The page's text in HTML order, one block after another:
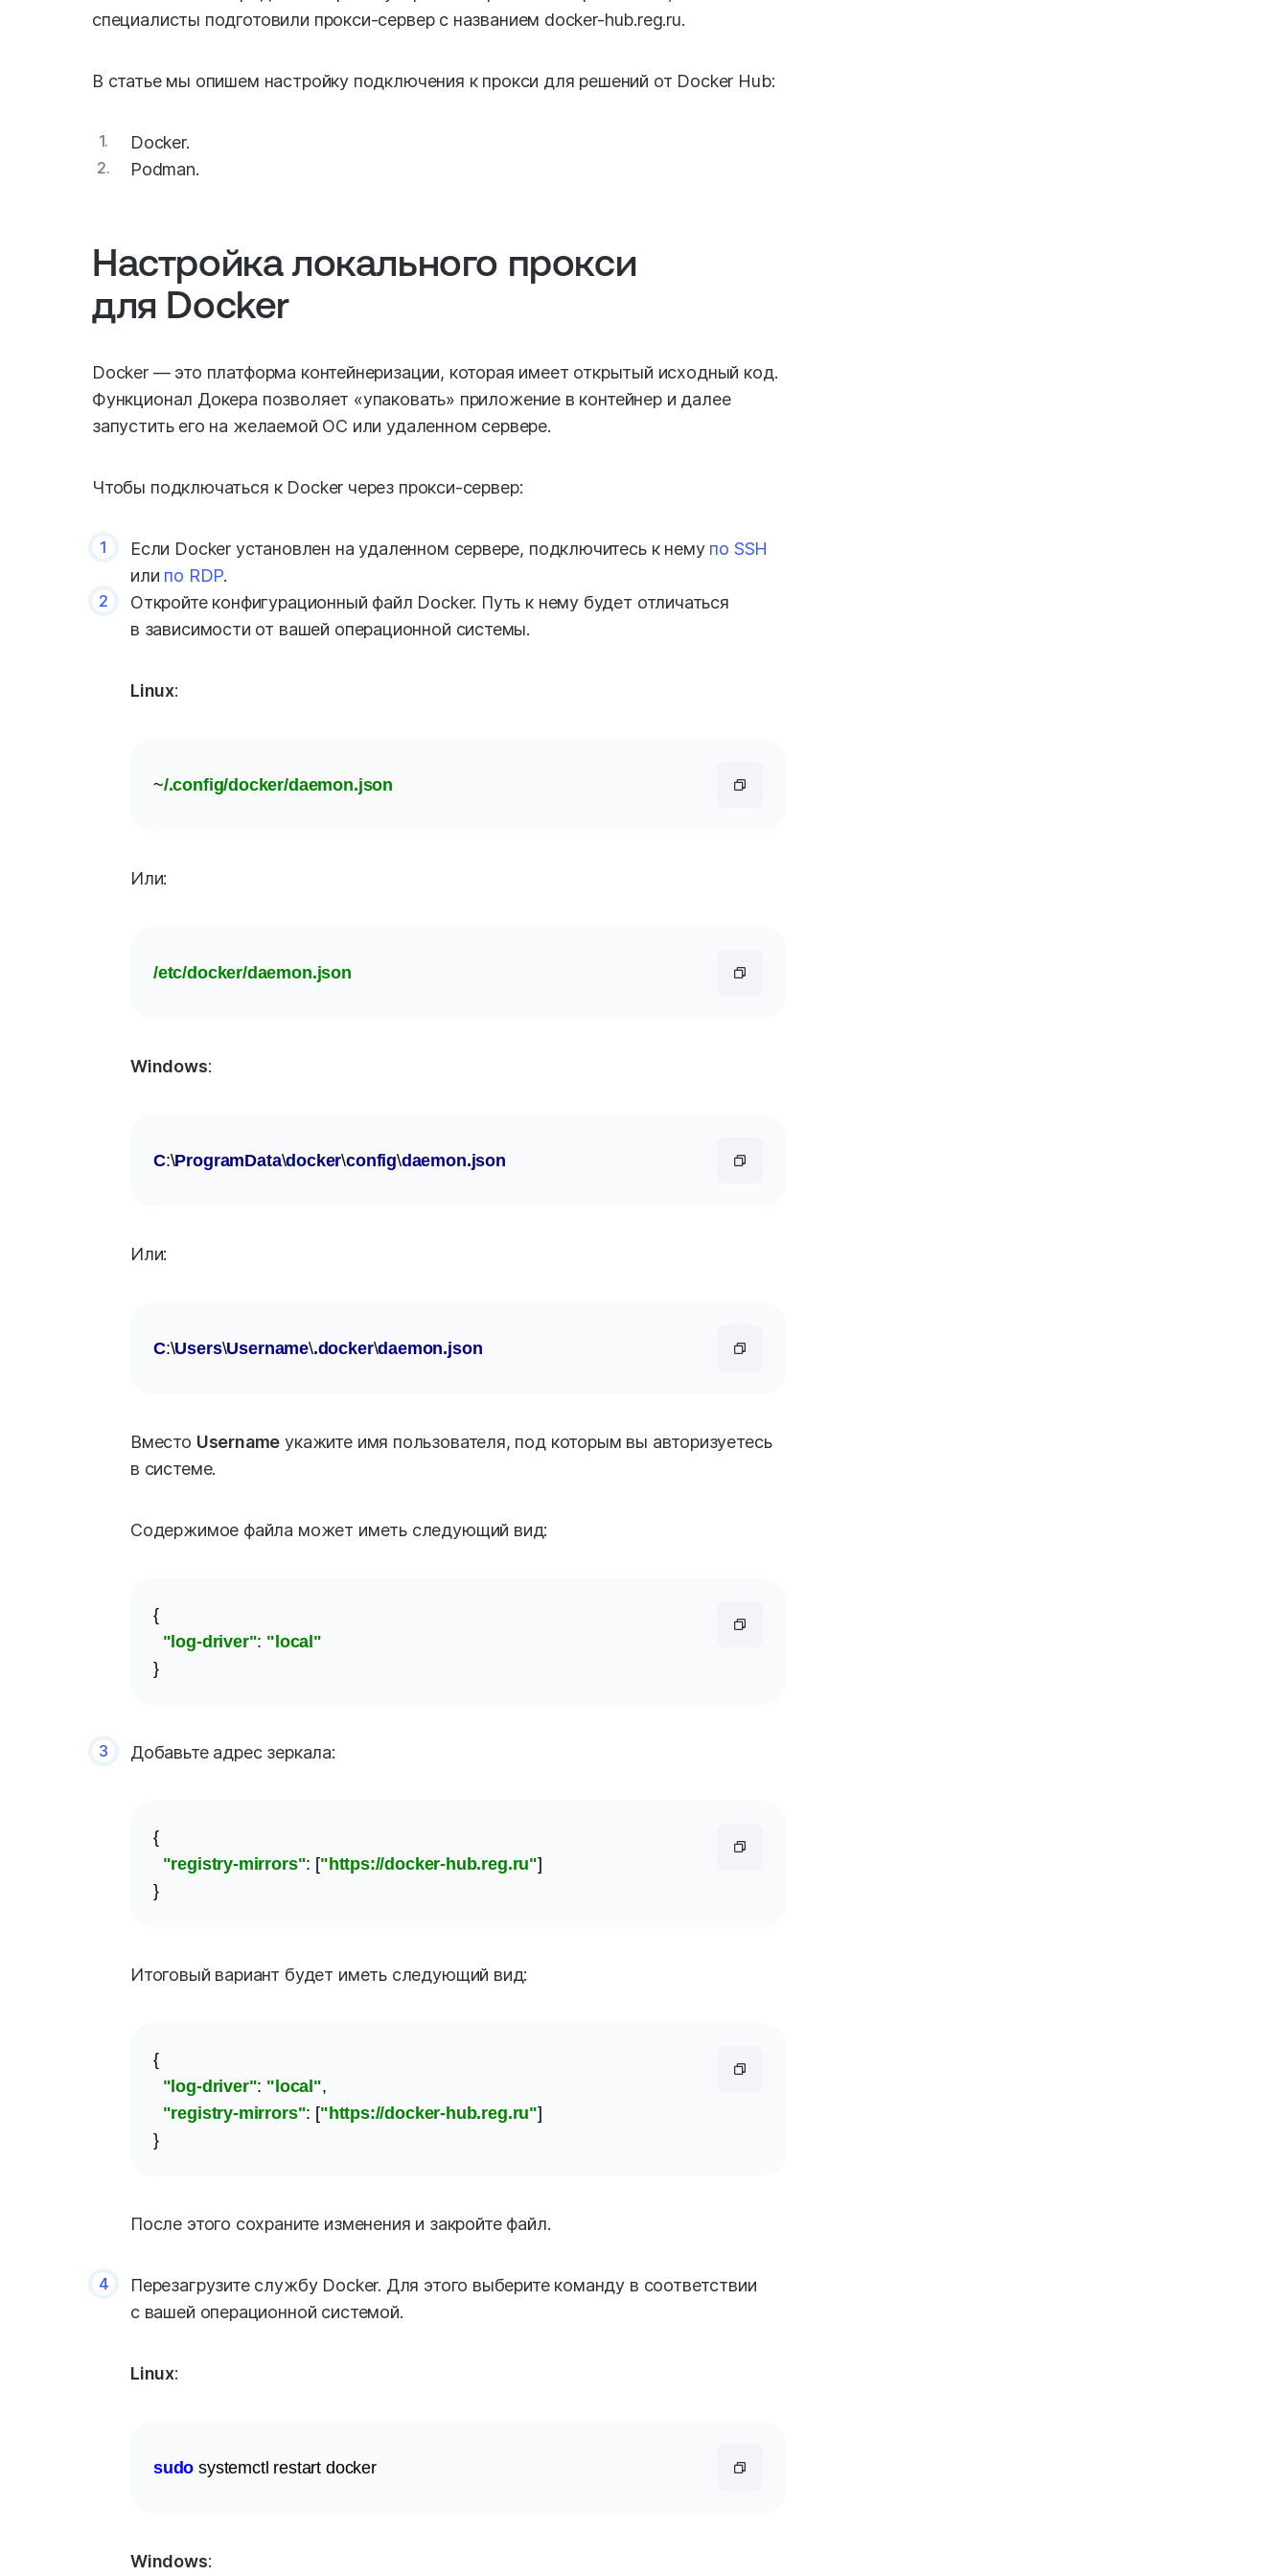
специалисты подготовили прокси-сервер с названием docker-hub.reg.ru.
В статье мы опишем настройку подключения к прокси для решений от Docker Hub:
1. Docker.
2. Podman.
Настройка локального прокси
для Docker
Docker — это платформа контейнеризации, которая имеет открытый исходный код.
Функционал Докера позволяет «упаковать» приложение в контейнер и далее
запустить его на желаемой ОС или удаленном сервере.
Чтобы подключаться к Docker через прокси-сервер:
1 Если Docker установлен на удаленном сервере, подключитесь к нему по SSH
или по RDP.
2
Откройте конфигурационный файл Docker. Путь к нему будет отличаться
в зависимости от вашей операционной системы.
Linux:
~/.config/docker/daemon.json
Или:
/etc/docker/daemon.json
Windows:
C:\ProgramData\docker\config\daemon.json
Или:
C:\Users\Username\.docker\daemon.json
Вместо Username укажите имя пользователя, под которым вы авторизуетесь
в системе.
Содержимое файла может иметь следующий вид:
{
"log-driver": "local"
}
3 Добавьте адрес зеркала:
{
"registry-mirrors": ["https://docker-hub.reg.ru"]
}
Итоговый вариант будет иметь следующий вид:
{
"log-driver": "local",
"registry-mirrors": ["https://docker-hub.reg.ru"]
}
После этого сохраните изменения и закройте файл.
4
Перезагрузите службу Docker. Для этого выберите команду в соответствии
с вашей операционной системой.
Linux:
sudo systemctl restart docker
Windows: